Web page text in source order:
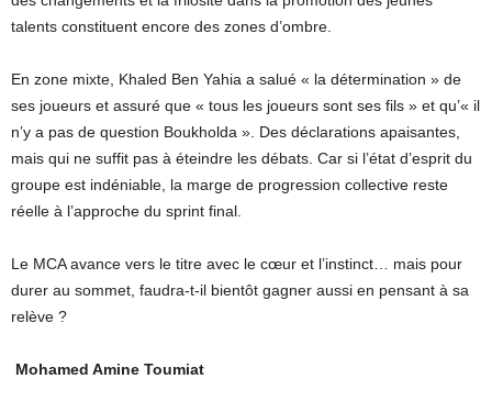
talents constituent encore des zones d’ombre.
En zone mixte, Khaled Ben Yahia a salué « la détermination » de
ses joueurs et assuré que « tous les joueurs sont ses fils » et qu’« il
n’y a pas de question Boukholda ». Des déclarations apaisantes,
mais qui ne suffit pas à éteindre les débats. Car si l’état d’esprit du
groupe est indéniable, la marge de progression collective reste
réelle à l’approche du sprint final.
Le MCA avance vers le titre avec le cœur et l’instinct… mais pour
durer au sommet, faudra-t-il bientôt gagner aussi en pensant à sa
relève ?
Mohamed Amine Toumiat